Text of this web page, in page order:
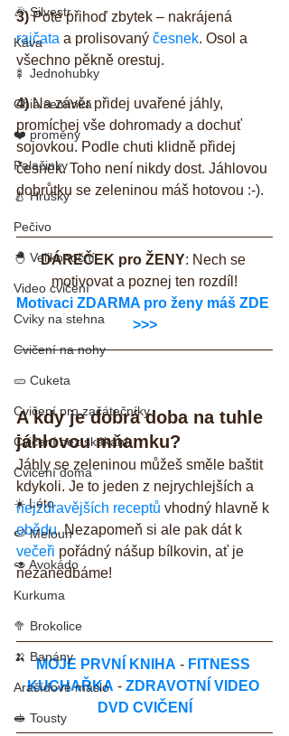
🎉 Silvestr
Káva
🍢 Jednohubky
Chia semínka
❤️ proměny
Palačinky
🍐 Hrušky
Pečivo
🐣 Velikonoční
Video cvičení
Cviky na stehna
Cvičení na nohy
🥒 Cuketa
Cvičení pro začátečníky
Cvičení bez skákání
Cvičení doma
☀️ Léto
🍉 Meloun
🥑 Avokádo
Kurkuma
🥦 Brokolice
🍌 Banány
Arašídové máslo
🥪 Tousty
3) Poté přihoď zbytek – nakrájená
rajčata a prolisovaný česnek. Osol a
všechno pěkně orestuj.
4) Na závěr přidej uvařené jáhly,
promíchej vše dohromady a dochuť
sojovkou. Podle chuti klidně přidej
česnek. Toho není nikdy dost. Jáhlovou
dobrůtku se zeleninou máš hotovou :-).
DÁREČEK pro ŽENY: Nech se
motivovat a poznej ten rozdíl!
Motivaci ZDARMA pro ženy máš ZDE
>>>
A kdy je dobrá doba na tuhle
jáhlovou mňamku?
Jáhly se zeleninou můžeš směle baštit
kdykoli. Je to jeden z nejrychlejších a
nejzdravějších receptů vhodný hlavně k
obědu. Nezapomeň si ale pak dát k
večeři pořádný nášup bílkovin, ať je
nezanedbáme!
MOJE PRVNÍ KNIHA - FITNESS
KUCHAŘKA - ZDRAVOTNÍ VIDEO
DVD CVIČENÍ